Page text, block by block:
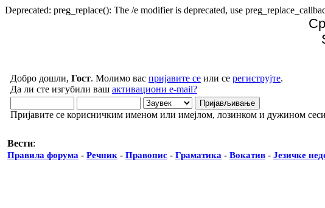
Deprecated: preg_replace(): The /e modifier is deprecated, use
Добро дошли, Гост. Молимо вас пријавите се или се региструјте.
Да ли сте изгубили ваш активациони e-mail?
Пријавите се корисничким именом или имејлом, лозинком и дужином
Вести:
Правила форума - Речник - Правопис - Граматика - Вокатив - Језичке